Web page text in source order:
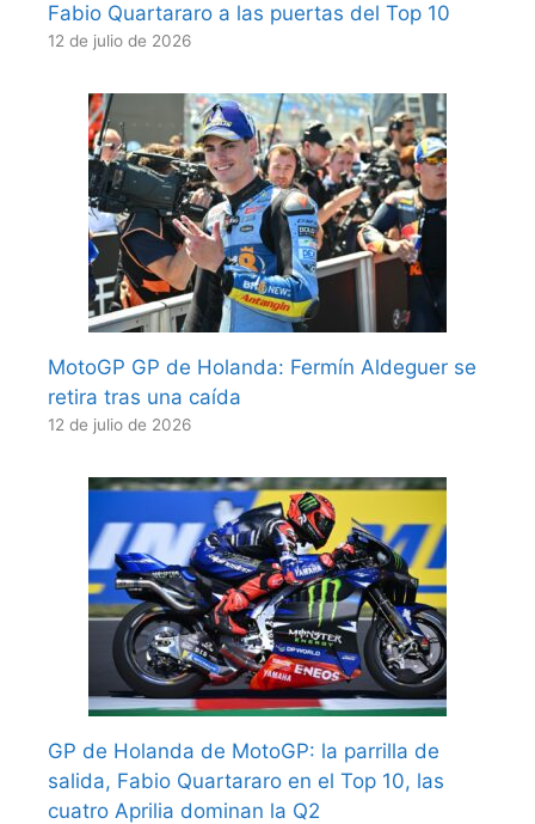
Fabio Quartararo a las puertas del Top 10
12 de julio de 2026
MotoGP GP de Holanda: Fermín Aldeguer se
retira tras una caída
12 de julio de 2026
GP de Holanda de MotoGP: la parrilla de
salida, Fabio Quartararo en el Top 10, las
cuatro Aprilia dominan la Q2